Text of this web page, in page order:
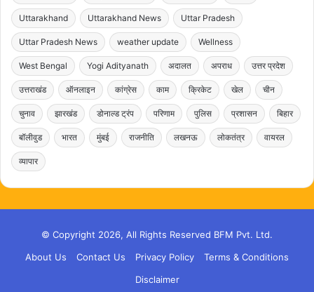
Uttarakhand Uttarakhand News Uttar Pradesh
Uttar Pradesh News weather update Wellness
West Bengal Yogi Adityanath अदालत अपराध उत्तर प्रदेश
उत्तराखंड ऑनलाइन कांग्रेस काम क्रिकेट खेल चीन
चुनाव झारखंड डोनाल्ड ट्रंप परिणाम पुलिस प्रशासन बिहार
बॉलीवुड भारत मुंबई राजनीति लखनऊ लोकतंत्र वायरल
व्यापार
© Copyright 2026, All Rights Reserved BFM Pvt. Ltd.
About Us
Contact Us Privacy Policy
Terms & Conditions
Disclaimer